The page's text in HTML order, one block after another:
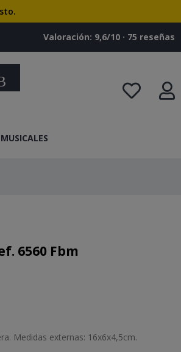
Valoración: 9,6/10 · ‎75 reseñas
6560 Fbm
Medidas externas: 16x6x4,5cm.